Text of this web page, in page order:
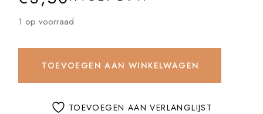
1 op voorraad
TOEVOEGEN AAN WINKELWAGEN
TOEVOEGEN AAN VERLANGLIJST